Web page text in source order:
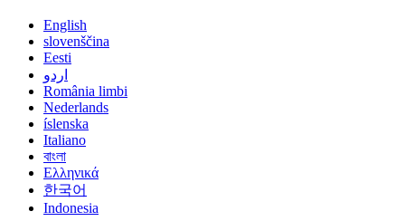
English
slovenščina
Eesti
اردو
România limbi
Nederlands
íslenska
Italiano
বাংলা
Ελληνικά
한국어
Indonesia